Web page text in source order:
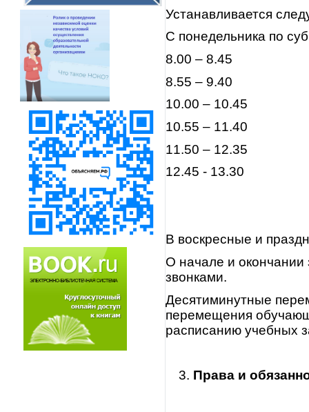
Устанавливается
С понедельника по
8.00 – 8.45
8.55 – 9.40
10.00 – 10.45
10.55 – 11.40
11.50 – 12.35
12.45 - 13.30
В воскресные и
О начале и
звонками.
Десятиминутные
перемещения
расписанию учебных
Права и